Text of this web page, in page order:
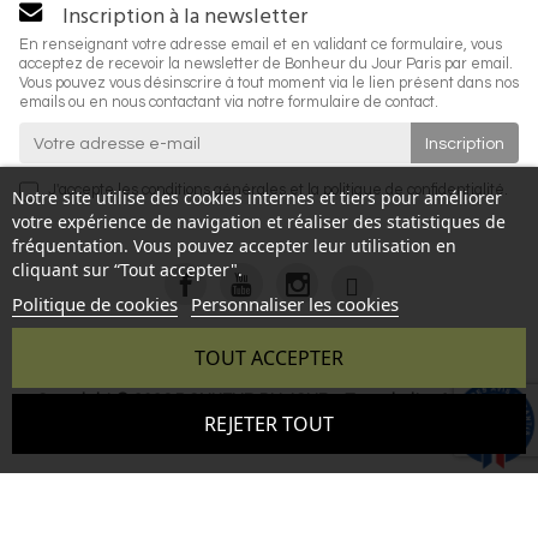
Notre site utilise des cookies internes et tiers pour améliorer
votre expérience de navigation et réaliser des statistiques de
fréquentation. Vous pouvez accepter leur utilisation en
cliquant sur “Tout accepter".
Politique de cookies Personnaliser les cookies
REJETER TOUT
TOUT ACCEPTER
Inscription à la newsletter
En renseignant votre adresse email et en validant ce formulaire, vous
acceptez de recevoir la newsletter de Bonheur du Jour Paris par email.
Vous pouvez vous désinscrire à tout moment via le lien présent dans nos
emails ou en nous contactant via notre formulaire de contact.
J'accepte les conditions générales et la politique de confidentialité.
- Reproduction interdite sans autorisation - Site réalisé par :